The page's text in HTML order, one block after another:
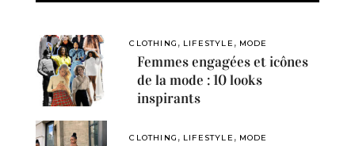
CLOTHING , LIFESTYLE , MODE
Femmes engagées et icônes
de la mode : 10 looks
inspirants
CLOTHING , LIFESTYLE , MODE